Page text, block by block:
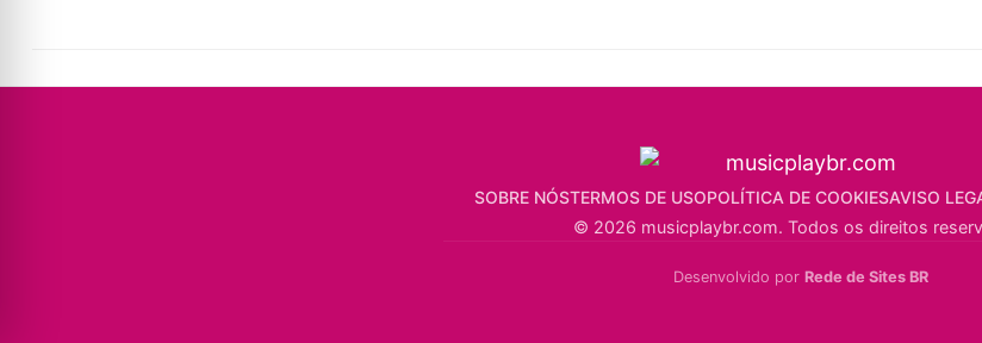
SOBRE NÓSTERMOS DE USOPOLÍTICA DE COOKIESAVISO
© 2026 musicplaybr.com. Todos os direitos
Desenvolvido por Rede de Sites BR